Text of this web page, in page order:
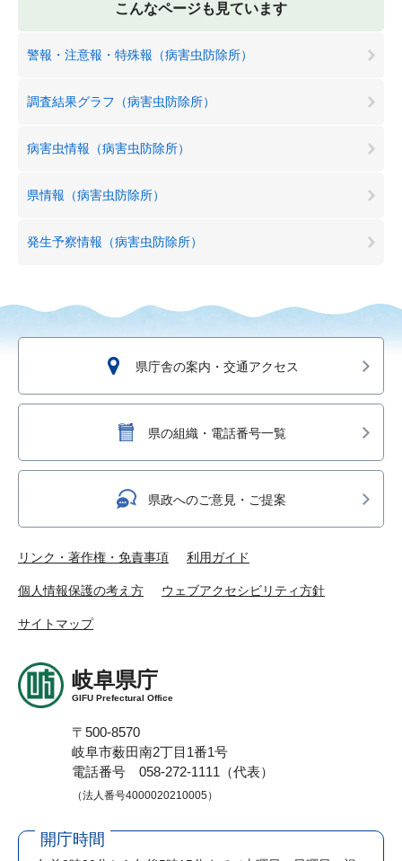
こんなページも見ています
警報・注意報・特殊報（病害虫防除所）
調査結果グラフ（病害虫防除所）
病害虫情報（病害虫防除所）
県情報（病害虫防除所）
発生予察情報（病害虫防除所）
県庁舎の案内・交通アクセス
県の組織・電話番号一覧
県政へのご意見・ご提案
リンク・著作権・免責事項 利用ガイド
個人情報保護の考え方 ウェブアクセシビリティ方針
サイトマップ
岐阜県庁
GIFU Prefectural Office
〒500-8570
岐阜市薮田南2丁目1番1号
電話番号 058-272-1111（代表）
（法人番号4000020210005）
開庁時間